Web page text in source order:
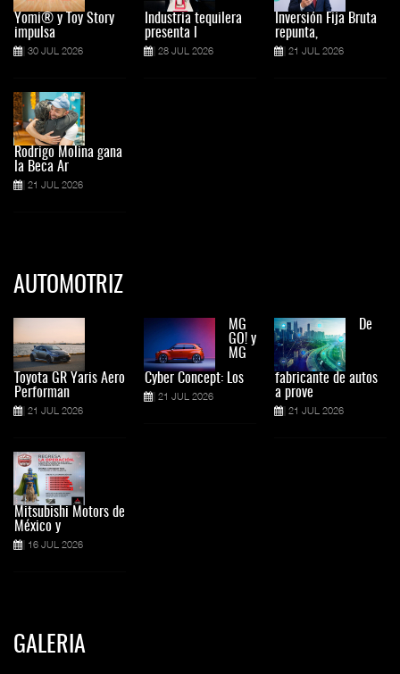
Yomi® y Toy Story
impulsa
30 JUL 2026
Rodrigo Molina gana
la Beca Ar
21 JUL 2026
Industria tequilera
presenta l
28 JUL 2026
Inversión Fija Bruta
repunta,
21 JUL 2026
AUTOMOTRIZ
Toyota GR Yaris Aero
Performan
21 JUL 2026
Mitsubishi Motors de
México y
16 JUL 2026
MG
GO! y
MG
Cyber Concept: Los
21 JUL 2026
De
fabricante de autos
a prove
21 JUL 2026
GALERIA